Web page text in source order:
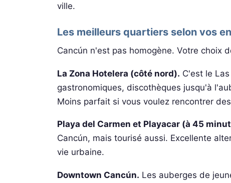
ville.
Les meilleurs quartiers selon vos
Cancún n'est pas homogène. Votre choix
La Zona Hotelera (côté nord). C'est le
gastronomiques, discothèques jusqu'à
Moins parfait si vous voulez rencontrer
Playa del Carmen et Playacar (à 45
Cancún, mais tourisé aussi. Excellente
vie urbaine.
Downtown Cancún. Les auberges de